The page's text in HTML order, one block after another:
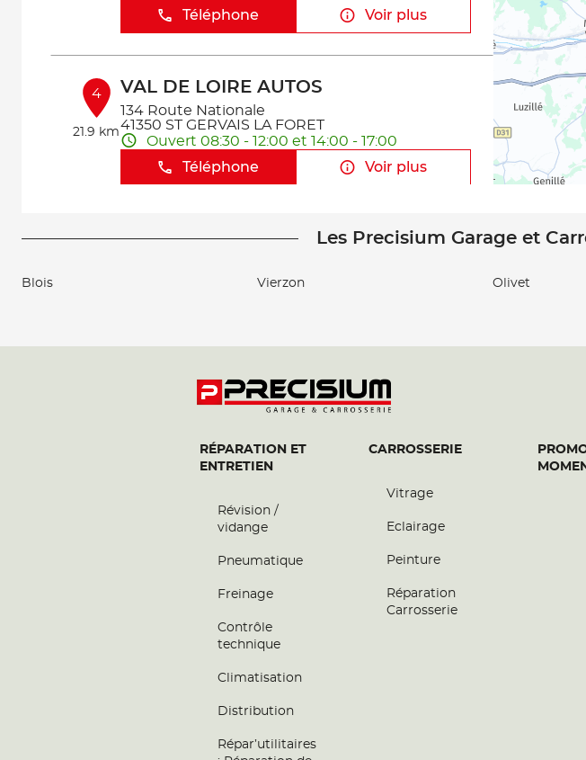
Téléphone
Voir plus
4
21.9 km
VAL DE LOIRE AUTOS
134 Route Nationale
41350 ST GERVAIS LA FORET
Ouvert 08:30 - 12:00 et 14:00 - 17:00
Téléphone
Voir plus
CHABRIS AUTOMOBILES
CENTRAL'AUTO 41
Chemin du Petit Four
Ouvert 09:00 - 12:00 et 14:00 - 18:00
Téléphone
Les Precisium Garage et
Blois Vierzon Olivet
RÉPARATION ET
ENTRETIEN
Révision /
vidange
Pneumatique
Freinage
Contrôle
technique
Climatisation
Distribution
Répar’utilitaires
CARROSSERIE
Vitrage
Eclairage
Peinture
Réparation
Carrosserie